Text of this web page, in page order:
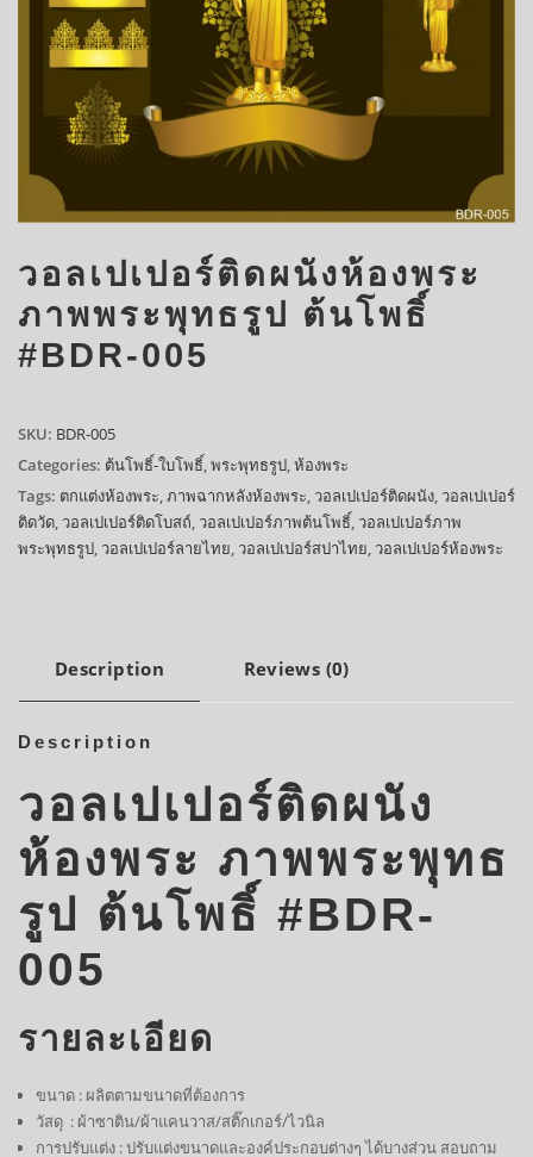
วอลเปเปอร์ติดผนังห้องพระ
ภาพพระพุทธรูป ต้นโพธิ์
#BDR-005
SKU: BDR-005
Categories: ต้นโพธิ์-ใบโพธิ์,พระพุทธรูป,ห้องพระ
Tags: ตกแต่งห้องพระ,ภาพฉากหลังห้องพระ, วอลเปเปอร์ติดผนัง, วอลเปเปอร์
ติดวัด, วอลเปเปอร์ติดโบสถ์, วอลเปเปอร์ภาพต้นโพธิ์, วอลเปเปอร์ภาพ
พระพุทธรูป, วอลเปเปอร์ลายไทย, วอลเปเปอร์สปาไทย, วอลเปเปอร์ห้องพระ
Description Reviews (0)
Description
วอลเปเปอร์ติดผนัง
ห้องพระ ภาพพระพุทธ
รูป ต้นโพธิ์ #BDR-
005
รายละเอียด
ขนาด : ผลิตตามขนาดที่ต้องการ
วัสดุ : ผ้าซาติน/ผ้าแคนวาส/สติ๊กเกอร์/ไวนิล
การปรับแต่ง : ปรับแต่งขนาดและองค์ประกอบต่างๆ ได้บางส่วน สอบถาม